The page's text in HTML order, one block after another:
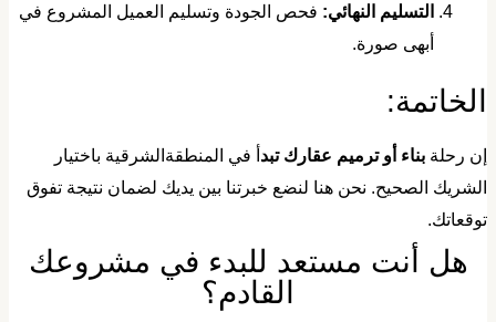
التسليم النهائي:فحص الجودة وتسليم العميل المشروع في
أبهى صورة.
رحلةبناء أو ترميم عقارك تبدأ في المنطقةالشرقية باختيار
الصحيح. نحن هنا لنضع خبرتنا بين يديك لضمان نتيجة تفوق
​هل أنت مستعد للبدء في مشروعك
القادم؟